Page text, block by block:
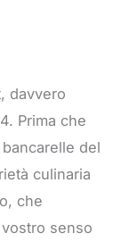
davvero
Prima che
del
culinaria
che
senso